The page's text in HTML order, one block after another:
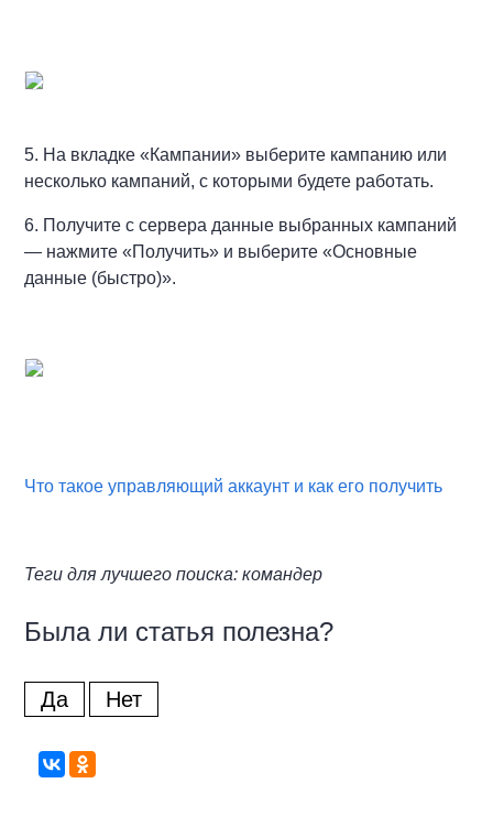
5. На вкладке «Кампании» выберите кампанию или
несколько кампаний, с которыми будете работать.
6. Получите с сервера данные выбранных кампаний
— нажмите «Получить» и выберите «Основные
данные (быстро)».
Что такое управляющий аккаунт и как его получить
Теги для лучшего поиска: командер
Была ли статья полезна?
Да Нет